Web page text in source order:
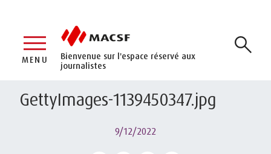
Bienvenue sur l'espace réservé aux
journalistes
MENU
GettyImages-1139450347.jpg
9/12/2022